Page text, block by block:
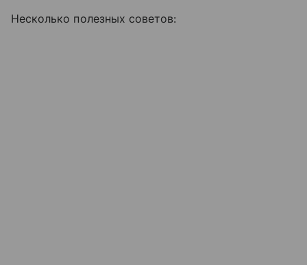
Несколько полезных советов: